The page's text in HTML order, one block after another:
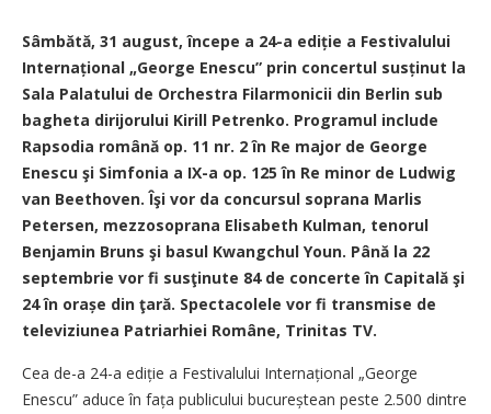
Sâmbătă, 31 august, începe a 24-a ediție a Festivalului
Internațional „George Enescu” prin concertul susținut la
Sala Palatului de Orchestra Filarmonicii din Berlin sub
bagheta dirijorului Kirill Petrenko. Programul include
Rapsodia română op. 11 nr. 2 în Re major de George
Enescu şi Simfonia a IX-a op. 125 în Re minor de Ludwig
van Beethoven. Îşi vor da concursul soprana Marlis
Petersen, mezzosoprana Elisabeth Kulman, tenorul
Benjamin Bruns şi basul Kwangchul Youn. Până la 22
septembrie vor fi susţinute 84 de concerte în Capitală şi
24 în orașe din ţară. Spectacolele vor fi transmise de
televiziunea Patriarhiei Române, Trinitas TV.
Cea de-a 24-a ediție a Festivalului Interna­țional „George
Enescu” aduce în fața publicului bucureștean peste 2.500 dintre